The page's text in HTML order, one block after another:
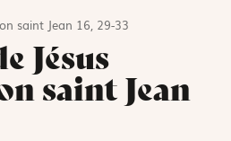
saint Jean 16, 29-33
Jésus
saint Jean